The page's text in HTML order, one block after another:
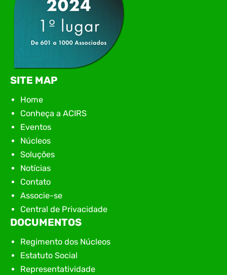
SITE MAP
Home
Conheça a ACIRS
Eventos
Núcleos
Soluções
Notícias
Contato
Associe-se
Central de Privacidade
DOCUMENTOS
Regimento dos Núcleos
Estatuto Social
Representatividade